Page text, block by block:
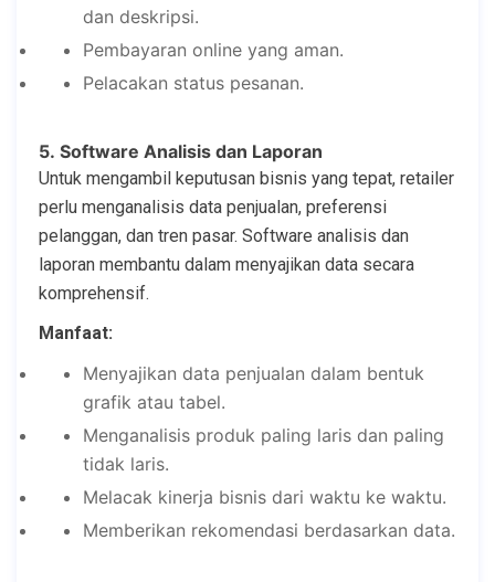
dan deskripsi.
Pembayaran online yang aman.
Pelacakan status pesanan.
5. Software Analisis dan Laporan
Untuk mengambil keputusan bisnis yang tepat, retailer
perlu menganalisis data penjualan, preferensi
pelanggan, dan tren pasar. Software analisis dan
laporan membantu dalam menyajikan data secara
komprehensif.
Manfaat:
Menyajikan data penjualan dalam bentuk
grafik atau tabel.
Menganalisis produk paling laris dan paling
tidak laris.
Melacak kinerja bisnis dari waktu ke waktu.
Memberikan rekomendasi berdasarkan data.